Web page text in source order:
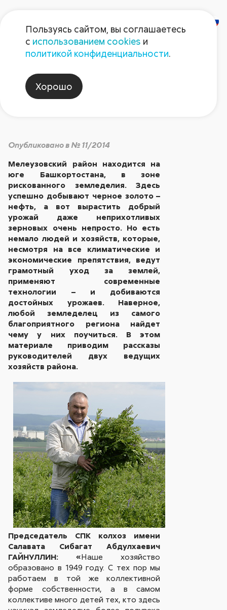
Золото Мелеуза
Опубликовано в № 11/2014
Мелеузовский район находится на
юге Башкортостана, в зоне
рискованного земледелия. Здесь
успешно добывают черное золото –
нефть, а вот вырастить добрый
урожай даже неприхотливых
зерновых очень непросто. Но есть
немало людей и хозяйств, которые,
несмотря на все климатические и
экономические препятствия, ведут
грамотный уход за землей,
применяют современные
технологии – и добиваются
достойных урожаев. Наверное,
любой земледелец из самого
благоприятного региона найдет
чему у них поучиться. В этом
материале приводим рассказы
руководителей двух ведущих
хозяйств района.
Председатель СПК колхоз имени
Салавата Сибагат Абдулхаевич
ГАЙНУЛЛИН: «Наше хозяйство
образовано в 1949 году. С тех пор мы
работаем в той же коллективной
форме собственности, а в самом
коллективе много детей тех, кто здесь
Пользуясь сайтом, вы соглашаетесь
с использованием cookies и
политикой конфиденциальности.
Хорошо